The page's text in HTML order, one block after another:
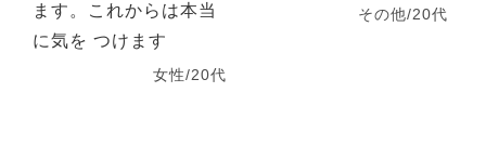
ます。これからは本当
に気を つけます
女性/20代
その他/20代